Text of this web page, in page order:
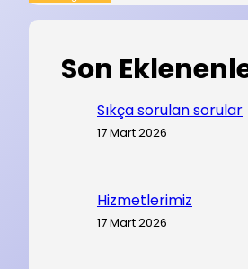
Son
Sıkça sorulan sorular
17 Mart 2026
Hizmetlerimiz
17 Mart 2026